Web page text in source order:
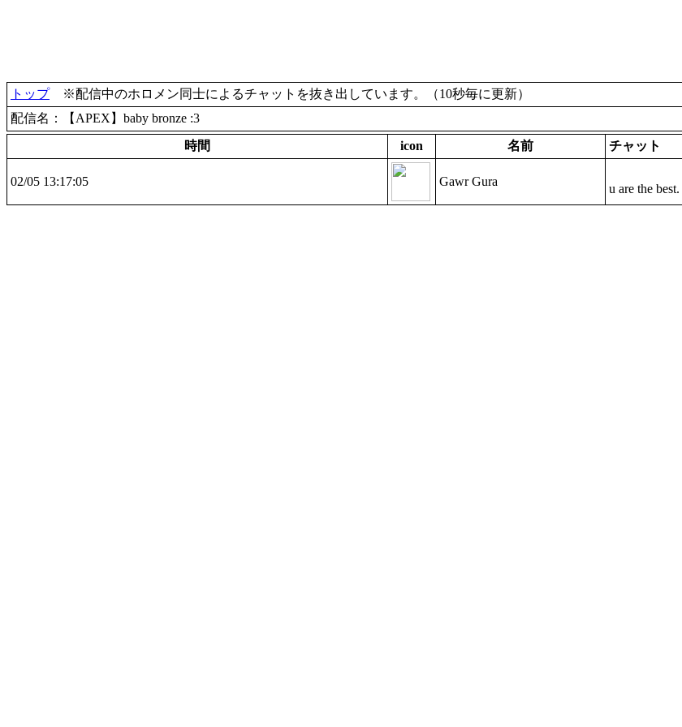
トップ※配信中のホロメン同士によるチャットを抜き出しています。（10秒毎に更新）
配信名：【APEX】baby bronze :3
時間
icon 名前 チャット
02/05 13:17:05 Gawr Gura
u are the best.